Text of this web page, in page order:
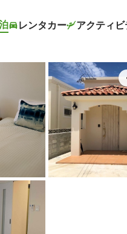
レンタカー アクティビ
ーズステイ久米島ヴィラ